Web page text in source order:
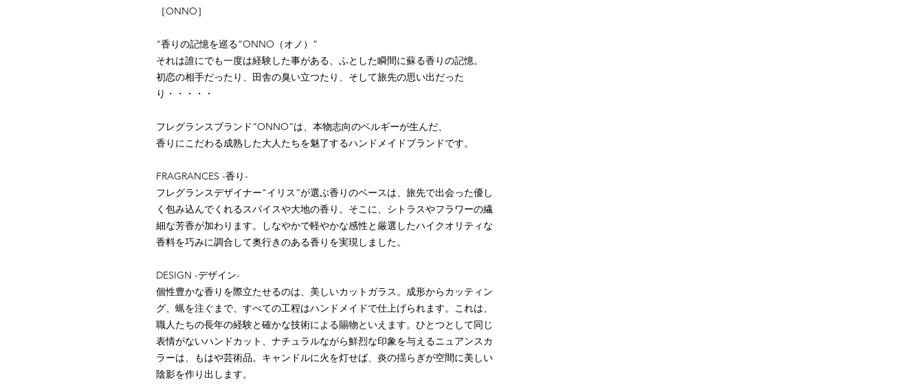
［ONNO］
“香りの記憶を巡る”ONNO（オノ）”
それは誰にでも一度は経験した事がある、ふとした瞬間に蘇る香りの記憶。
初恋の相手だったり、田舎の臭い立つたり、そして旅先の思い出だった
り・・・・・
フレグランスブランド”ONNO”は、本物志向のベルギーが生んだ、
香りにこだわる成熟した大人たちを魅了するハンドメイドブランドです。
FRAGRANCES -香り-
フレグランスデザイナー"イリス”が選ぶ香りのベースは、旅先で出会った優し
く包み込んでくれるスパイスや大地の香り。そこに、シトラスやフラワーの繊
細な芳香が加わります。しなやかで軽やかな感性と厳選したハイクオリティな
香料を巧みに調合して奥行きのある香りを実現しました。
DESIGN -デザイン-
個性豊かな香りを際立たせるのは、美しいカットガラス。成形からカッティン
グ、蝋を注ぐまで、すべての工程はハンドメイドで仕上げられます。これは、
職人たちの長年の経験と確かな技術による賜物といえます。ひとつとして同じ
表情がないハンドカット、ナチュラルながら鮮烈な印象を与えるニュアンスカ
ラーは、もはや芸術品。キャンドルに火を灯せば、炎の揺らぎが空間に美しい
陰影を作り出します。